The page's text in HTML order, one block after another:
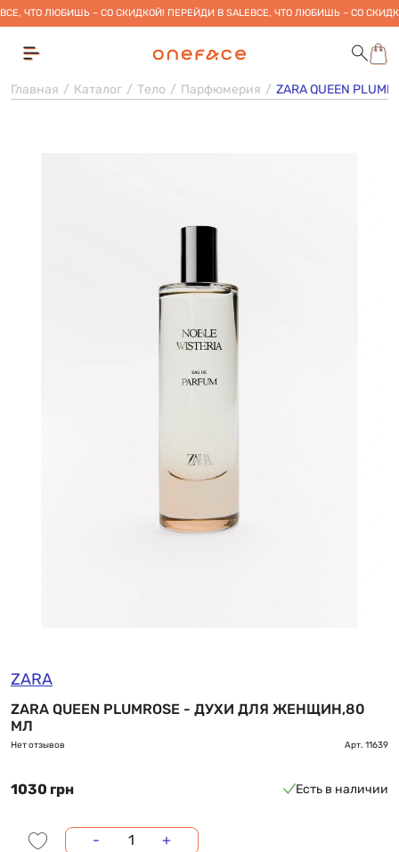
ВСЕ, ЧТО ЛЮБИШЬ – СО СКИДКОЙ! ПЕРЕЙДИ В SALEВСЕ, ЧТО ЛЮБИШЬ – СО
Главная Каталог Тело Парфюмерия ZARA QUEEN
ZARA
ZARA QUEEN PLUMROSE - ДУХИ ДЛЯ ЖЕНЩИН,80
МЛ
Нет отзывов Арт. 11639
1030 грн Есть в наличии
- +